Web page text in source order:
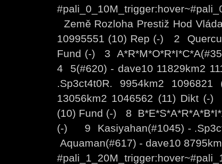
Země Rozloha Prestiž Hod
10995551 (10) Rep (-) 2
Fund (-) 3
4 5(#620) - dave10 11829km2
.Sp3ct4t0R. 9954km2
13056km2 1046562 (11) Dikt
(10) Fund (-) 8
(-) 9 Kasiyahan(#1045) -
Aquaman(#617) - dave10